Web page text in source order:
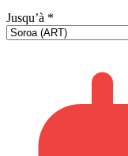
Jusqu’à *